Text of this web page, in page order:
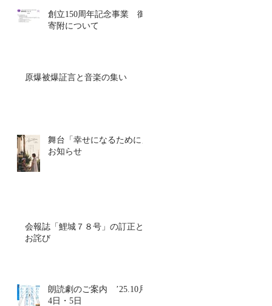
創立150周年記念事業 御
寄附について
原爆被爆証言と音楽の集い
舞台「幸せになるために」
お知らせ
会報誌「鯉城７８号」の訂正と
お詫び
朗読劇のご案内 ’25.10月
4日・5日